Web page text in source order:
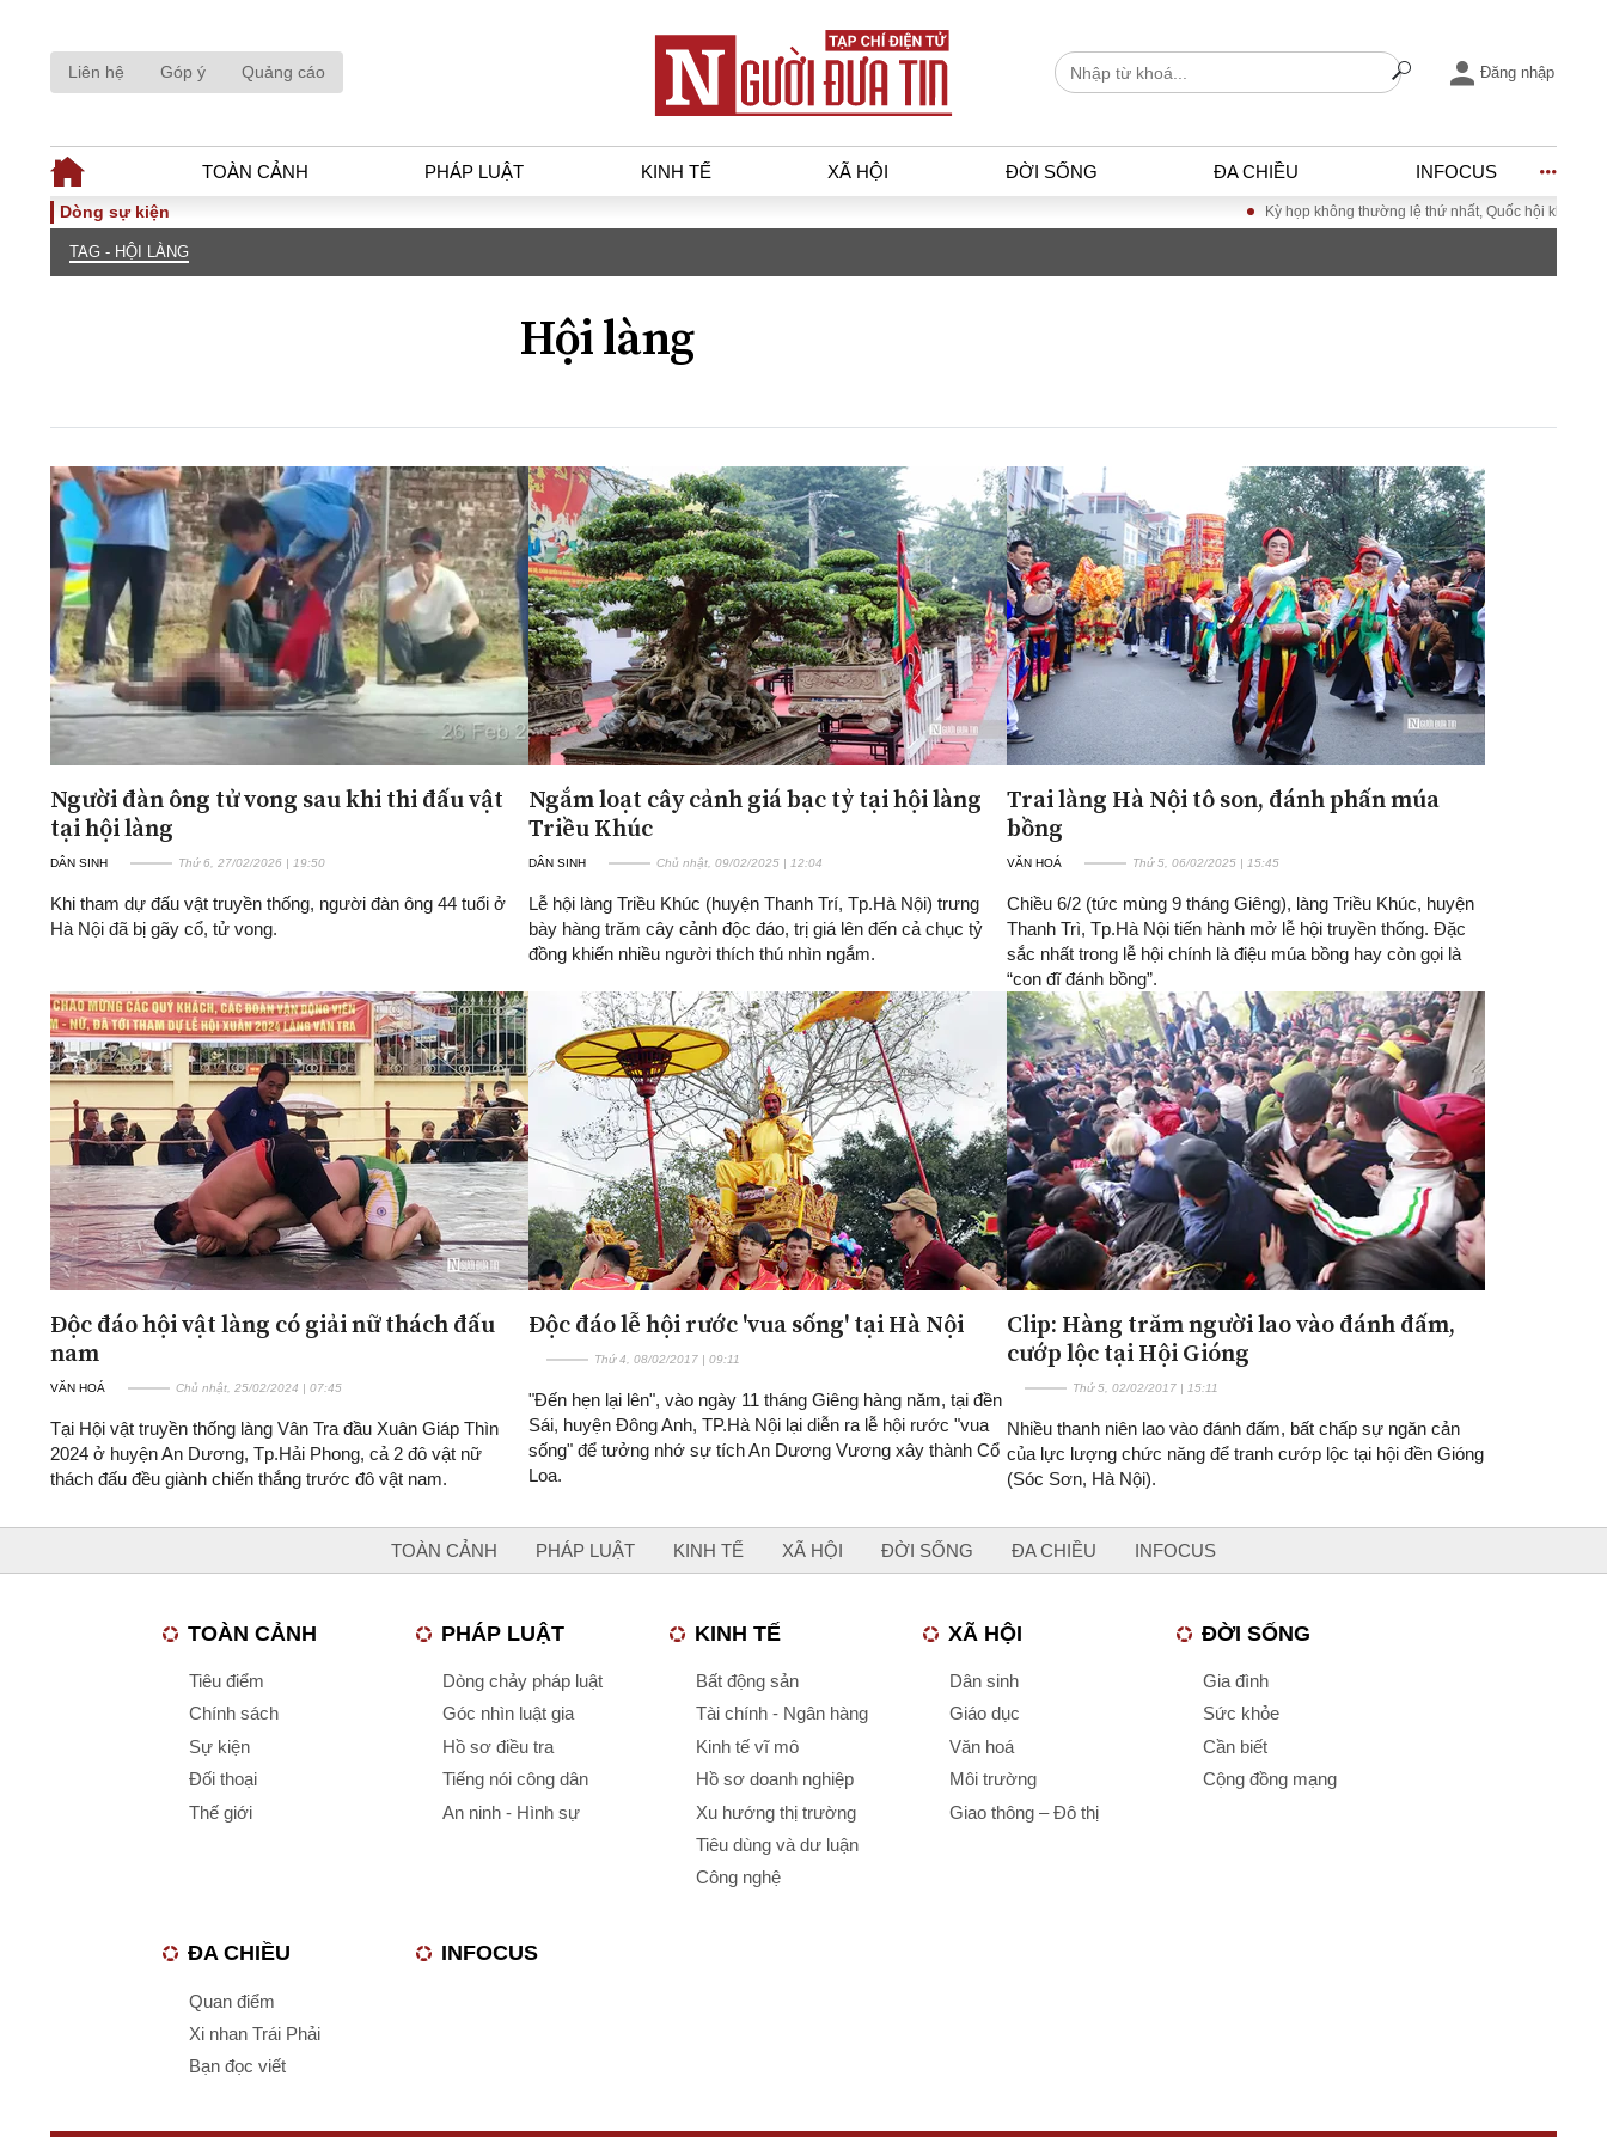
Liên hệ Góp ý Quảng cáo Đăng nhập
TOÀN CẢNH PHÁP LUẬT KINH TẾ XÃ HỘI ĐỜI SỐNG ĐA CHIỀU INFOCUS
TOÀN CẢNH
Thế giới
Góc nhìn luật gia
An ninh - Hình sự
Xu hướng thị trường
Tiêu dùng và dư luận
Công nghệ
Giao thông – Đô thị
ĐA CHIỀU
Quan điểm
Xi nhan Trái Phải
Bạn đọc viết
INFOCUS
Đăng ký tin tức mới
Dòng sự kiện Kỳ họp không thường lệ thứ nhất, Quốc hội khóa XVI
TAG - HỘI LÀNG
Hội làng
Người đàn ông tử vong sau khi thi đấu vật
tại hội làng
DÂN SINH Thứ 6, 27/02/2026 | 19:50
Khi tham dự đấu vật truyền thống, người đàn ông 44 tuổi ở
Hà Nội đã bị gãy cổ, tử vong.
Ngắm loạt cây cảnh giá bạc tỷ tại hội làng
Triều Khúc
DÂN SINH Chủ nhật, 09/02/2025 | 12:04
Lễ hội làng Triều Khúc (huyện Thanh Trí, Tp.Hà Nội) trưng
bày hàng trăm cây cảnh độc đáo, trị giá lên đến cả chục tỷ
đồng khiến nhiều người thích thú nhìn ngắm.
Trai làng Hà Nội tô son, đánh phấn múa
bồng
VĂN HOÁ Thứ 5, 06/02/2025 | 15:45
Chiều 6/2 (tức mùng 9 tháng Giêng), làng Triều Khúc, huyện
Thanh Trì, Tp.Hà Nội tiến hành mở lễ hội truyền thống. Đặc
sắc nhất trong lễ hội chính là điệu múa bồng hay còn gọi là
“con đĩ đánh bồng”.
Độc đáo hội vật làng có giải nữ thách đấu
nam
VĂN HOÁ Chủ nhật, 25/02/2024 | 07:45
Tại Hội vật truyền thống làng Vân Tra đầu Xuân Giáp Thìn
2024 ở huyện An Dương, Tp.Hải Phong, cả 2 đô vật nữ
thách đấu đều giành chiến thắng trước đô vật nam.
Độc đáo lễ hội rước 'vua sống' tại Hà Nội
Thứ 4, 08/02/2017 | 09:11
"Đến hẹn lại lên", vào ngày 11 tháng Giêng hàng năm, tại đền
Sái, huyện Đông Anh, TP.Hà Nội lại diễn ra lễ hội rước "vua
sống" để tưởng nhớ sự tích An Dương Vương xây thành Cổ
Loa.
Clip: Hàng trăm người lao vào đánh đấm,
cướp lộc tại Hội Gióng
Thứ 5, 02/02/2017 | 15:11
Nhiều thanh niên lao vào đánh đấm, bất chấp sự ngăn cản
của lực lượng chức năng để tranh cướp lộc tại hội đền Gióng
(Sóc Sơn, Hà Nội).
TOÀN CẢNH PHÁP LUẬT KINH TẾ XÃ HỘI ĐỜI SỐNG ĐA CHIỀU INFOCUS
TOÀN CẢNH
Tiêu điểm
Chính sách
Sự kiện
Đối thoại
Thế giới
PHÁP LUẬT
Dòng chảy pháp luật
Góc nhìn luật gia
Hồ sơ điều tra
Tiếng nói công dân
An ninh - Hình sự
KINH TẾ
Bất động sản
Tài chính - Ngân hàng
Kinh tế vĩ mô
Hồ sơ doanh nghiệp
Xu hướng thị trường
Tiêu dùng và dư luận
Công nghệ
XÃ HỘI
Dân sinh
Giáo dục
Văn hoá
Môi trường
Giao thông – Đô thị
ĐỜI SỐNG
Gia đình
Sức khỏe
Cần biết
Cộng đồng mạng
ĐA CHIỀU
Quan điểm
Xi nhan Trái Phải
Bạn đọc viết
INFOCUS